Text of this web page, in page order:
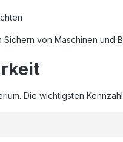
Sichern von Maschinen und
Die wichtigsten